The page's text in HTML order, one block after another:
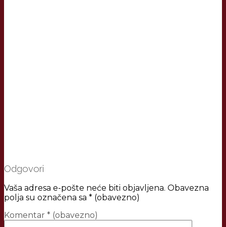
Odgovori
Vaša adresa e-pošte neće biti objavljena. Obavezna
polja su označena sa * (obavezno)
Komentar * (obavezno)